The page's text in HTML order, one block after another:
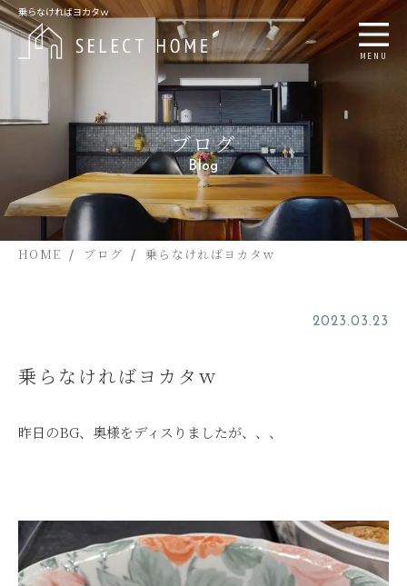
乗らなければヨカタｗ
MENU
ブログ
Blog
HOME ブログ 乗らなければヨカタｗ
2023.03.23
乗らなければヨカタｗ
昨日のBG、奥様をディスりましたが、、、